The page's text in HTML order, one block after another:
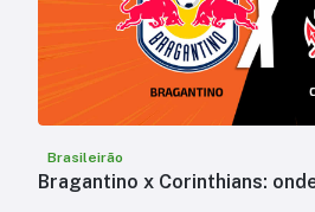
Brasileirão
Bragantino x Corinthians: